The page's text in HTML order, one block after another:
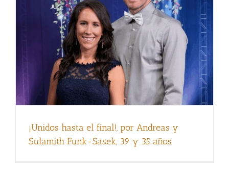
¡Unidos hasta el final!, por Andreas y
Sulamith Funk-Sasek, 39 y 35 años